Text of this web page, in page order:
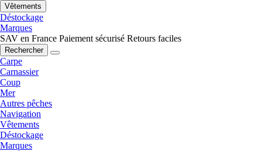
Vêtements
Déstockage
Marques
SAV en France Paiement sécurisé Retours faciles
Rechercher
Carpe
Carnassier
Coup
Mer
Autres pêches
Navigation
Vêtements
Déstockage
Marques